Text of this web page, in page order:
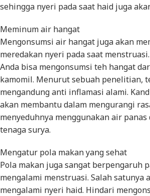
sehingga nyeri pada saat haid juga
Meminum air hangat
Mengonsumsi air hangat juga akan
meredakan nyeri pada saat
Anda bisa mengonsumsi teh hangat
kamomil. Menurut sebuah penelitian,
mengandung anti inflamasi alami.
akan membantu dalam mengurangi
menyeduhnya menggunakan air
tenaga surya.
Mengatur pola makan yang sehat
Pola makan juga sangat berpengaruh
mengalami menstruasi. Salah satunya
mengalami nyeri haid. Hindari